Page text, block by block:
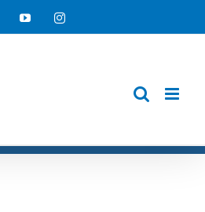
FacebookYouTubeInstagram